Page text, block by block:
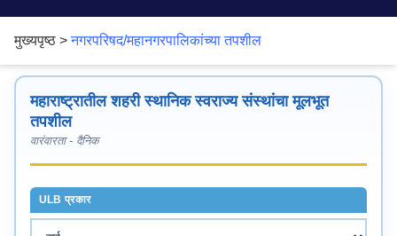
मुख्यपृष्ठ >नगरपरिषद/महानगरपालिकांच्या तपशील
महाराष्ट्रातील शहरी स्थानिक स्वराज्य संस्थांचा मूलभूत
तपशील
वारंवारता - दैनिक
ULB प्रकार